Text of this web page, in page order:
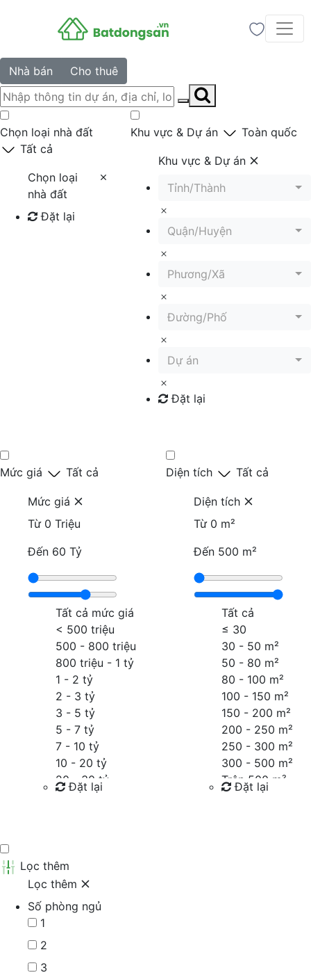
Nhà bán Cho thuê
Chọn loại nhà đất
Tất cả
Chọn loại
nhà đất
Đặt lại
Khu vực & Dự án Toàn quốc
Khu vực & Dự án
Tỉnh/Thành
Quận/Huyện
Phương/Xã
Đường/Phố
Dự án
Đặt lại
Mức giá Tất cả
Mức giá
Từ 0 Triệu
Đến 60 Tỷ
Tất cả mức giá
< 500 triệu
500 - 800 triệu
800 triệu - 1 tỷ
1 - 2 tỷ
2 - 3 tỷ
3 - 5 tỷ
5 - 7 tỷ
7 - 10 tỷ
10 - 20 tỷ
20 - 30 tỷ
30 - 40 tỷ
Đặt lại
Diện tích Tất cả
Diện tích
Từ 0 m²
Đến 500 m²
Tất cả
≤ 30
30 - 50 m²
50 - 80 m²
80 - 100 m²
100 - 150 m²
150 - 200 m²
200 - 250 m²
250 - 300 m²
300 - 500 m²
Trên 500 m²
Đặt lại
Lọc thêm
Lọc thêm
Số phòng ngủ
1
2
3